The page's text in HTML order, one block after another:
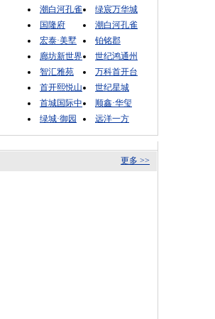
潮白河孔雀
绿宸万华城
国隆府
潮白河孔雀
宏泰·美墅
铂铭郡
廊坊新世界
世纪鸿通州
智汇雅苑
万科首开台
首开熙悦山
世纪星城
首城国际中
顺鑫·华玺
绿城·御园
远洋一方
更多 >>